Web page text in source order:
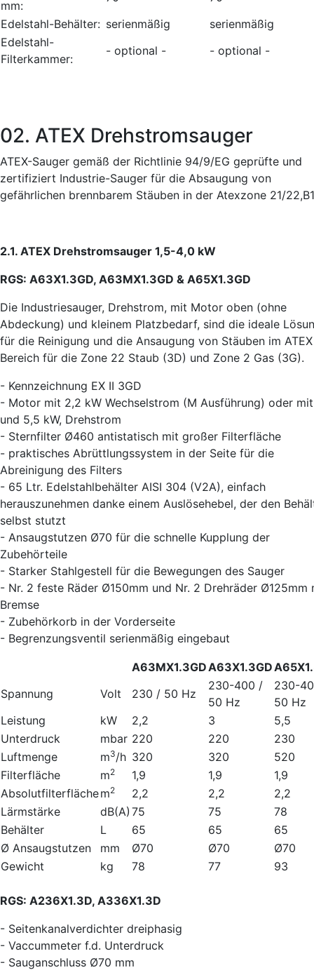
mm:
Edelstahl-Behälter: serienmäßig
serienmäßig
Edelstahl-
Filterkammer:
- optional - - optional -
02. ATEX Drehstromsauger
ATEX-Sauger gemäß der Richtlinie 94/9/EG geprüfte und
zertifiziert Industrie-Sauger für die Absaugung von
gefährlichen brennbarem Stäuben in der Atexzone 21/
2.1. ATEX Drehstromsauger 1,5-4,0 kW
RGS: A63X1.3GD, A63MX1.3GD & A65X1.3GD
Die Industriesauger, Drehstrom, mit Motor oben (ohne
Abdeckung) und kleinem Platzbedarf, sind die ideale
für die Reinigung und die Ansaugung von Stäuben im ATEX
Bereich für die Zone 22 Staub (3D) und Zone 2 Gas (3G).
- Kennzeichnung EX II 3GD
- Motor mit 2,2 kW Wechselstrom (M Ausführung) oder
und 5,5 kW, Drehstrom
- Sternfilter Ø460 antistatisch mit großer Filterfläche
- praktisches Abrüttlungssystem in der Seite für die
Abreinigung des Filters
- 65 Ltr. Edelstahlbehälter AISI 304 (V2A), einfach
herauszunehmen danke einem Auslösehebel, der den
selbst stutzt
- Ansaugstutzen Ø70 für die schnelle Kupplung der
Zubehörteile
- Starker Stahlgestell für die Bewegungen des Sauger
- Nr. 2 feste Räder Ø150mm und Nr. 2 Drehräder Ø125mm
Bremse
- Zubehörkorb in der Vorderseite
- Begrenzungsventil serienmäßig eingebaut
A63MX1.3GDA63X1.3GD
Spannung
Volt 230 / 50 Hz
230-400 /
50 Hz
230-
50 Hz
Leistung
kW 2,2 3
5,5
Unterdruck
mbar 220 220
230
Luftmenge
m3/h 320 320
520
Filterfläche
m2 1,9 1,9
1,9
Absolutfilterflächem2 2,2 2,2
2,2
Lärmstärke
dB(A) 75 75
78
Behälter
L 65 65
65
Ø Ansaugstutzen
mm Ø70 Ø70
Ø70
Gewicht
kg 78 77 93
RGS: A236X1.3D, A336X1.3D
- Seitenkanalverdichter dreiphasig
- Vaccummeter f.d. Unterdruck
- Sauganschluss Ø70 mm